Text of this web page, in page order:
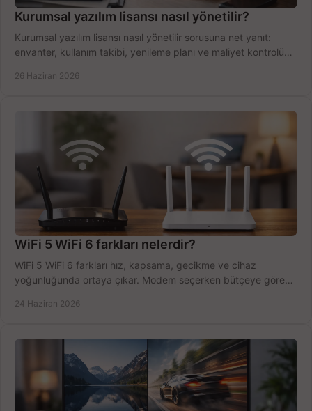
Kurumsal yazılım lisansı nasıl yönetilir?
Kurumsal yazılım lisansı nasıl yönetilir sorusuna net yanıt:
envanter, kullanım takibi, yenileme planı ve maliyet kontrolü
26 Haziran 2026
WiFi 5 WiFi 6 farkları nelerdir?
WiFi 5 WiFi 6 farkları hız, kapsama, gecikme ve cihaz
yoğunluğunda ortaya çıkar. Modem seçerken bütçeye göre
24 Haziran 2026